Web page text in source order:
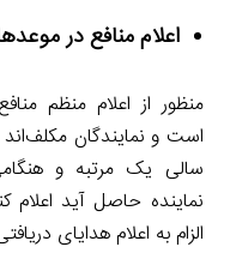
اعلام منافع در
منظور از اعلام منظم
است و نمایندگان
سالی یک مرتبه و
نماینده حاصل آید اعلام
الزام به اعلام هدایای